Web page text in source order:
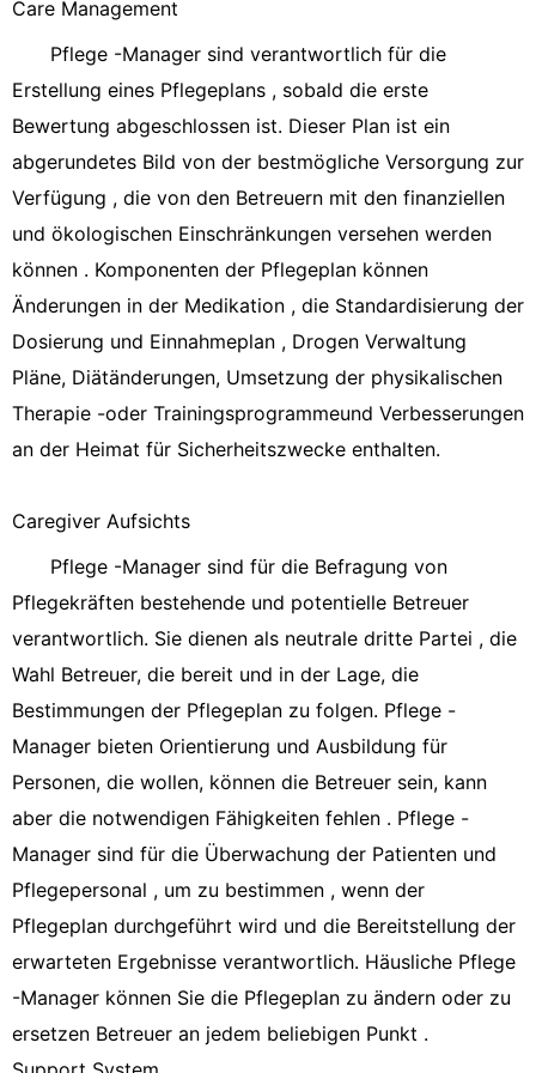
Care Management
Pflege -Manager sind verantwortlich für die
Erstellung eines Pflegeplans , sobald die erste
Bewertung abgeschlossen ist. Dieser Plan ist ein
abgerundetes Bild von der bestmögliche Versorgung zur
Verfügung , die von den Betreuern mit den finanziellen
und ökologischen Einschränkungen versehen werden
können . Komponenten der Pflegeplan können
Änderungen in der Medikation , die Standardisierung der
Dosierung und Einnahmeplan , Drogen Verwaltung
Pläne, Diätänderungen, Umsetzung der physikalischen
Therapie -oder Trainingsprogrammeund Verbesserungen
an der Heimat für Sicherheitszwecke enthalten.
Caregiver Aufsichts
Pflege -Manager sind für die Befragung von
Pflegekräften bestehende und potentielle Betreuer
verantwortlich. Sie dienen als neutrale dritte Partei , die
Wahl Betreuer, die bereit und in der Lage, die
Bestimmungen der Pflegeplan zu folgen. Pflege -
Manager bieten Orientierung und Ausbildung für
Personen, die wollen, können die Betreuer sein, kann
aber die notwendigen Fähigkeiten fehlen . Pflege -
Manager sind für die Überwachung der Patienten und
Pflegepersonal , um zu bestimmen , wenn der
Pflegeplan durchgeführt wird und die Bereitstellung der
erwarteten Ergebnisse verantwortlich. Häusliche Pflege
-Manager können Sie die Pflegeplan zu ändern oder zu
ersetzen Betreuer an jedem beliebigen Punkt .